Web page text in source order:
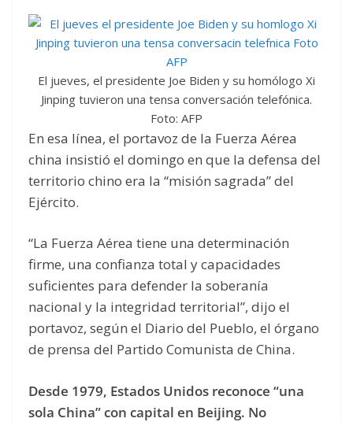
El jueves, el presidente Joe Biden y su homólogo Xi
Jinping tuvieron una tensa conversación telefónica.
Foto: AFP
En esa línea, el portavoz de la Fuerza Aérea
china insistió el domingo en que la defensa del
territorio chino era la “misión sagrada” del
Ejército.
“La Fuerza Aérea tiene una determinación
firme, una confianza total y capacidades
suficientes para defender la soberanía
nacional y la integridad territorial”, dijo el
portavoz, según el Diario del Pueblo, el órgano
de prensa del Partido Comunista de China.
Desde 1979, Estados Unidos reconoce “una
sola China” con capital en Beijing. No